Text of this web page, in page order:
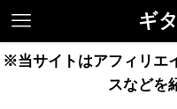
ギ
※当サイトはアフィリエ
スなどを